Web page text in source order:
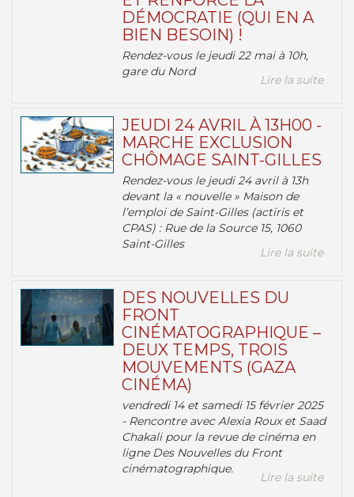
DÉMOCRATIE (QUI EN A
BIEN BESOIN) !
Rendez-vous le jeudi 22 mai à 10h,
gare du Nord
Lire la suite
JEUDI 24 AVRIL À 13H00 -
MARCHE EXCLUSION
CHÔMAGE SAINT-GILLES
Rendez-vous le jeudi 24 avril à 13h
devant la « nouvelle » Maison de
l’emploi de Saint-Gilles (actiris et
CPAS) : Rue de la Source 15, 1060
Saint-Gilles
Lire la suite
DES NOUVELLES DU
FRONT
CINÉMATOGRAPHIQUE –
DEUX TEMPS, TROIS
MOUVEMENTS (GAZA
CINÉMA)
vendredi 14 et samedi 15 février 2025
- Rencontre avec Alexia Roux et Saad
Chakali pour la revue de cinéma en
ligne Des Nouvelles du Front
cinématographique.
Lire la suite